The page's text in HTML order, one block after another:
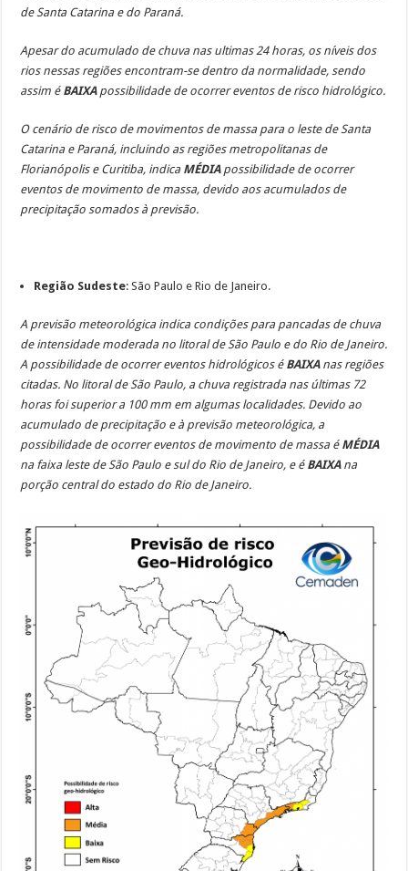
de Santa Catarina e do Paraná.
Apesar do acumulado de chuva nas ultimas 24 horas, os níveis dos
rios nessas regiões encontram-se dentro da normalidade, sendo
assim é BAIXApossibilidade de ocorrer eventos de risco hidrológico.
O cenário de risco de movimentos de massa para o leste de Santa
Catarina e Paraná, incluindo as regiões metropolitanas de
Florianópolis e Curitiba, indica MÉDIApossibilidade de ocorrer
eventos de movimento de massa, devido aos acumulados de
precipitação somados à previsão.
Região Sudeste: São Paulo e Rio de Janeiro.
A previsão meteorológica indica condições para pancadas de chuva
de intensidade moderada no litoral de São Paulo e do Rio de Janeiro.
A possibilidade de ocorrer eventos hidrológicos é BAIXAnas regiões
citadas. No litoral de São Paulo, a chuva registrada nas últimas 72
horas foi superior a 100 mm em algumas localidades. Devido ao
acumulado de precipitação e à previsão meteorológica, a
possibilidade de ocorrer eventos de movimento de massa é MÉDIA
na faixa leste de São Paulo e sul do Rio de Janeiro, e é BAIXAna
porção central do estado do Rio de Janeiro.